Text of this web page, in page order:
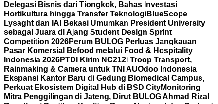
Delegasi Bisnis dari Tiongkok, Bahas Investasi
Hortikultura hingga Transfer TeknologiBlueScope
Lysaght dan IAI Bekasi Umumkan President University
sebagai Juara di Ajang Student Design Sprint
Competition 2026Perum BULOG Perluas Jangkauan
Pasar Komersial Befood melalui Food & Hospitality
Indonesia 2026PTDI Kirim NC212i Troop Transport,
Rainmaking & Camera untuk TNI AUOdoo Indonesia
Ekspansi Kantor Baru di Gedung Biomedical Campus,
Perkuat Ekosistem Digital Hub di BSD CityMonitoring
Mitra Penggilingan di Jateng, Dirut BULOG Ahmad Rizal